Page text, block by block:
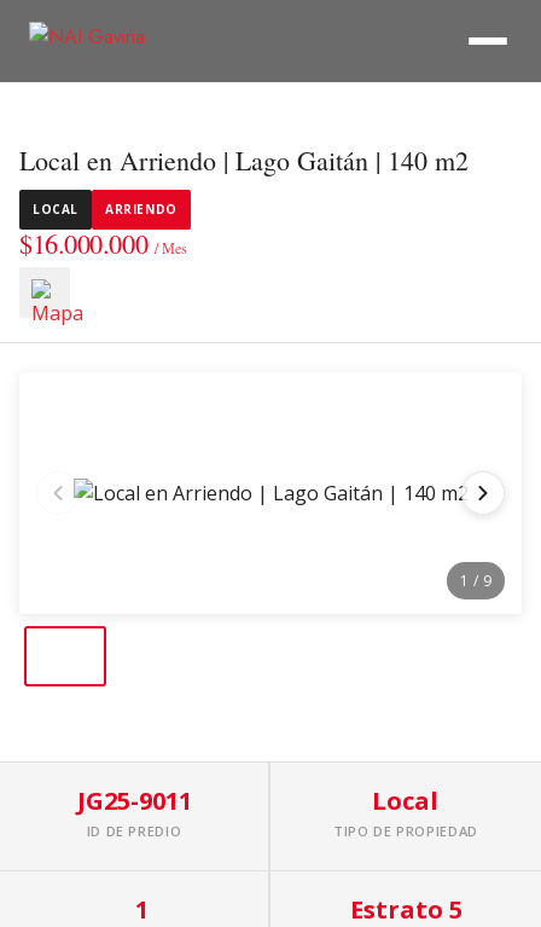
Local en Arriendo | Lago Gaitán | 140 m2
LOCAL ARRIENDO
$16.000.000 / Mes
1 / 9
JG25-9011
ID DE PREDIO
Local
TIPO DE PROPIEDAD
1 Estrato 5